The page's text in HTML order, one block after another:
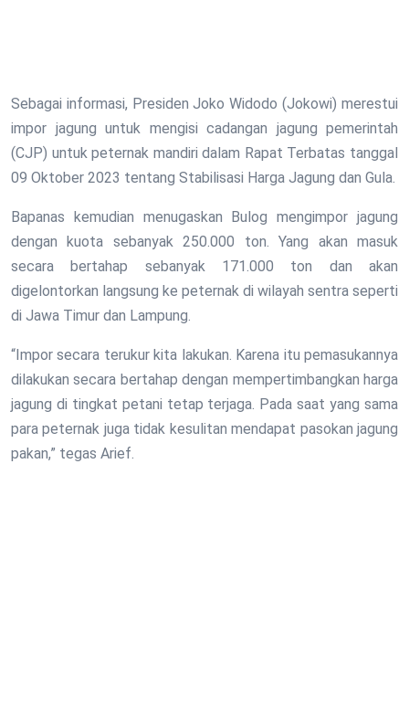
Sebagai informasi, Presiden Joko Widodo (Jokowi) merestui
impor jagung untuk mengisi cadangan jagung pemerintah
(CJP) untuk peternak mandiri dalam Rapat Terbatas tanggal
09 Oktober 2023 tentang Stabilisasi Harga Jagung dan Gula.
Bapanas kemudian menugaskan Bulog mengimpor jagung
dengan kuota sebanyak 250.000 ton. Yang akan masuk
secara bertahap sebanyak 171.000 ton dan akan
digelontorkan langsung ke peternak di wilayah sentra seperti
di Jawa Timur dan Lampung.
“Impor secara terukur kita lakukan. Karena itu pemasukannya
dilakukan secara bertahap dengan mempertimbangkan harga
jagung di tingkat petani tetap terjaga. Pada saat yang sama
para peternak juga tidak kesulitan mendapat pasokan jagung
pakan,” tegas Arief.